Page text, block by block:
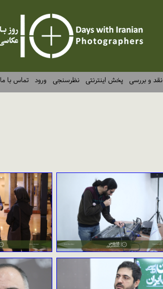
نقد و بررسی پخش اینترنتی نظرسنجی ورود تماس با ما